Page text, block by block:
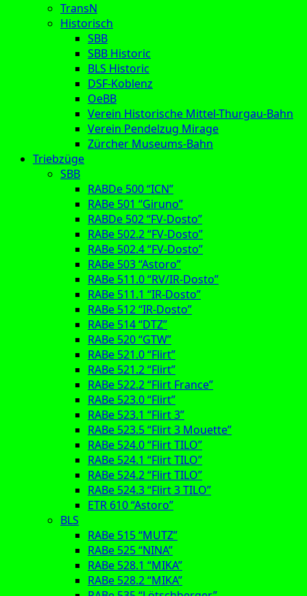
TransN
Historisch
SBB
SBB Historic
BLS Historic
DSF-Koblenz
OeBB
Verein Historische Mittel-Thurgau-Bahn
Verein Pendelzug Mirage
Zürcher Museums-Bahn
Triebzüge
SBB
RABDe 500 “ICN”
RABe 501 “Giruno”
RABDe 502 “FV-Dosto”
RABe 502.2 “FV-Dosto”
RABe 502.4 “FV-Dosto”
RABe 503 “Astoro”
RABe 511.0 “RV/IR-Dosto”
RABe 511.1 “IR-Dosto”
RABe 512 “IR-Dosto”
RABe 514 “DTZ”
RABe 520 “GTW”
RABe 521.0 “Flirt”
RABe 521.2 “Flirt”
RABe 522.2 “Flirt France”
RABe 523.0 “Flirt”
RABe 523.1 “Flirt 3”
RABe 523.5 “Flirt 3 Mouette”
RABe 524.0 “Flirt TILO”
RABe 524.1 “Flirt TILO”
RABe 524.2 “Flirt TILO”
RABe 524.3 “Flirt 3 TILO”
ETR 610 “Astoro”
BLS
RABe 515 “MUTZ”
RABe 525 “NINA”
RABe 528.1 “MIKA”
RABe 528.2 “MIKA”